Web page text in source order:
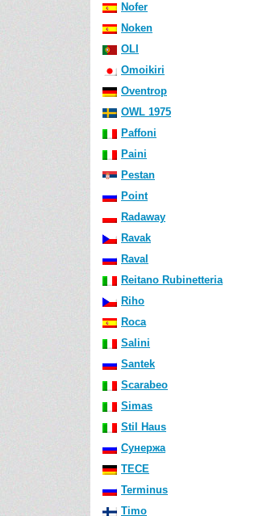
Nofer
Noken
OLI
Omoikiri
Oventrop
OWL 1975
Paffoni
Paini
Pestan
Point
Radaway
Ravak
Raval
Reitano Rubinetteria
Riho
Roca
Salini
Santek
Scarabeo
Simas
Stil Haus
Сунержа
TECE
Terminus
Timo